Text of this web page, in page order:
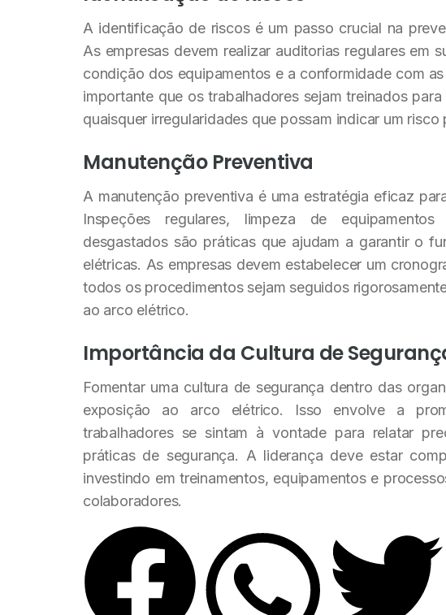
A identificação de riscos é um passo crucial na
As empresas devem realizar auditorias regulares em
condição dos equipamentos e a conformidade com
importante que os trabalhadores sejam treinados
quaisquer irregularidades que possam indicar um
Manutenção Preventiva
A manutenção preventiva é uma estratégia eficaz
Inspeções regulares, limpeza de
desgastados são práticas que ajudam a garantir o
elétricas. As empresas devem estabelecer um
todos os procedimentos sejam seguidos
ao arco elétrico.
Importância da Cultura de
Fomentar uma cultura de segurança dentro das
exposição ao arco elétrico. Isso envolve a
trabalhadores se sintam à vontade para relatar
práticas de segurança. A liderança deve estar
investindo em treinamentos, equipamentos e
colaboradores.